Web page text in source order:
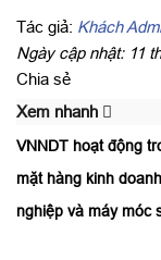
Tác giả: Khách
Ngày cập nhật: 11
Chia sẻ
Xem nhanh
VNNDT hoạt động
mặt hàng kinh
nghiệp và máy móc